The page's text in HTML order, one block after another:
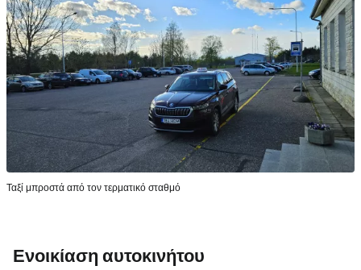
Ταξί μπροστά από τον τερματικό σταθμό
Ενοικίαση αυτοκινήτου